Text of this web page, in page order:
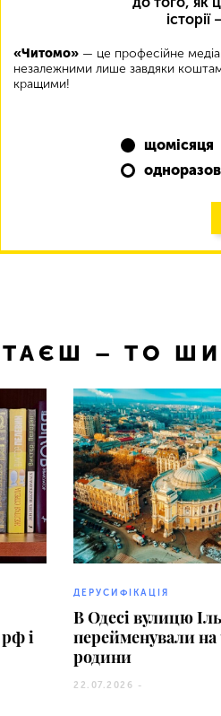
«Читомо» — це професійне медіа
незалежними лише завдяки
кращими!
щомісяця
– ТО
і
ДЕРУСИФІКАЦІЯ
В Одесі вулицю
перейменували на
родини
22.07.2026 -